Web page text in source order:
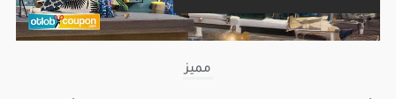
مميز